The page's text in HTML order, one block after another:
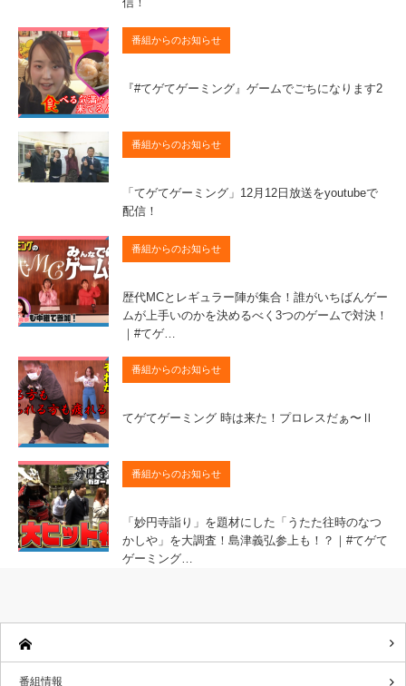
番組からのお知らせ
『#てゲてゲーミング』ゲームでごちになります2
番組からのお知らせ
「てゲてゲーミング」12月12日放送をyoutubeで
配信！
番組からのお知らせ
歴代MCとレギュラー陣が集合！誰がいちばんゲー
ムが上手いのかを決めるべく3つのゲームで対決！
｜#てゲ…
番組からのお知らせ
てゲてゲーミング 時は来た！プロレスだぁ〜Ⅱ
番組からのお知らせ
「妙円寺詣り」を題材にした「うたた往時のなつ
かしや」を大調査！島津義弘参上も！？｜#てゲて
ゲーミング…
番組情報